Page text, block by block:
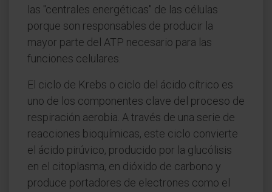
las "centrales energéticas" de las células
porque son responsables de producir la
mayor parte del ATP necesario para las
funciones celulares.
El ciclo de Krebs o ciclo del ácido cítrico es
uno de los componentes clave del proceso de
respiración aerobia. A través de una serie de
reacciones bioquímicas, este ciclo convierte
el ácido pirúvico, producido por la glucólisis
en el citoplasma, en dióxido de carbono y
produce portadores de electrones como el